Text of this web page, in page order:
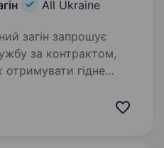
All Ukraine
за контрактом,
гідне
можливість вступу